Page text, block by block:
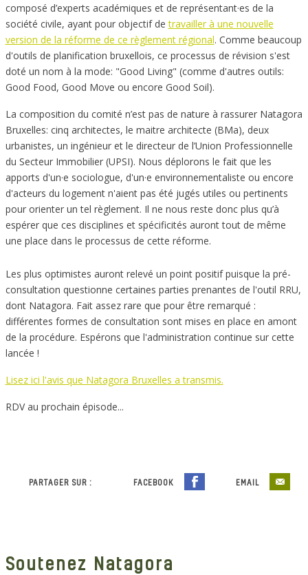
composé d’experts académiques et de représentant·es de la
société civile, ayant pour objectif detravailler à une nouvelle
version de la réforme de ce règlement régional. Comme beaucoup
d'outils de planification bruxellois, ce processus de révision s'est
doté un nom à la mode: "Good Living" (comme d'autres outils:
Good Food, Good Move ou encore Good Soil).
La composition du comité n’est pas de nature à rassurer Natagora
Bruxelles: cinq architectes, le maitre architecte (BMa), deux
urbanistes, un ingénieur et le directeur de l’Union Professionnelle
du Secteur Immobilier (UPSI). Nous déplorons le fait que les
apports d'un·e sociologue, d'un·e environnementaliste ou encore
d'acteurs du logement n'aient pas été jugés utiles ou pertinents
pour orienter un tel règlement. Il ne nous reste donc plus qu’à
espérer que ces disciplines et spécificités auront tout de même
une place dans le processus de cette réforme.
Les plus optimistes auront relevé un point positif puisque la pré-
consultation questionne certaines parties prenantes de l'outil RRU,
dont Natagora. Fait assez rare que pour être remarqué :
différentes formes de consultation sont mises en place en amont
de la procédure. Espérons que l'administration continue sur cette
lancée !
Lisez ici l'avis que Natagora Bruxelles a transmis.
RDV au prochain épisode...
PARTAGER SUR : FACEBOOK EMAIL
Soutenez Natagora